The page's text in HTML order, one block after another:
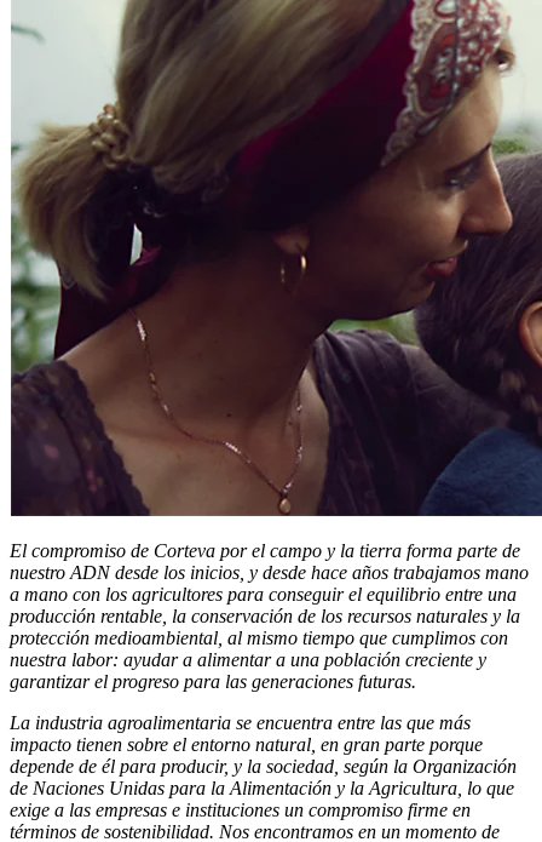
El compromiso de Corteva por el campo y la tierra forma parte de
nuestro ADN desde los inicios, y desde hace años trabajamos mano
a mano con los agricultores para conseguir el equilibrio entre una
producción rentable, la conservación de los recursos naturales y la
protección medioambiental, al mismo tiempo que cumplimos con
nuestra labor: ayudar a alimentar a una población creciente y
garantizar el progreso para las generaciones futuras.
La industria agroalimentaria se encuentra entre las que más
impacto tienen sobre el entorno natural, en gran parte porque
depende de él para producir, y la sociedad, según la Organización
de Naciones Unidas para la Alimentación y la Agricultura, lo que
exige a las empresas e instituciones un compromiso firme en
términos de sostenibilidad. Nos encontramos en un momento de